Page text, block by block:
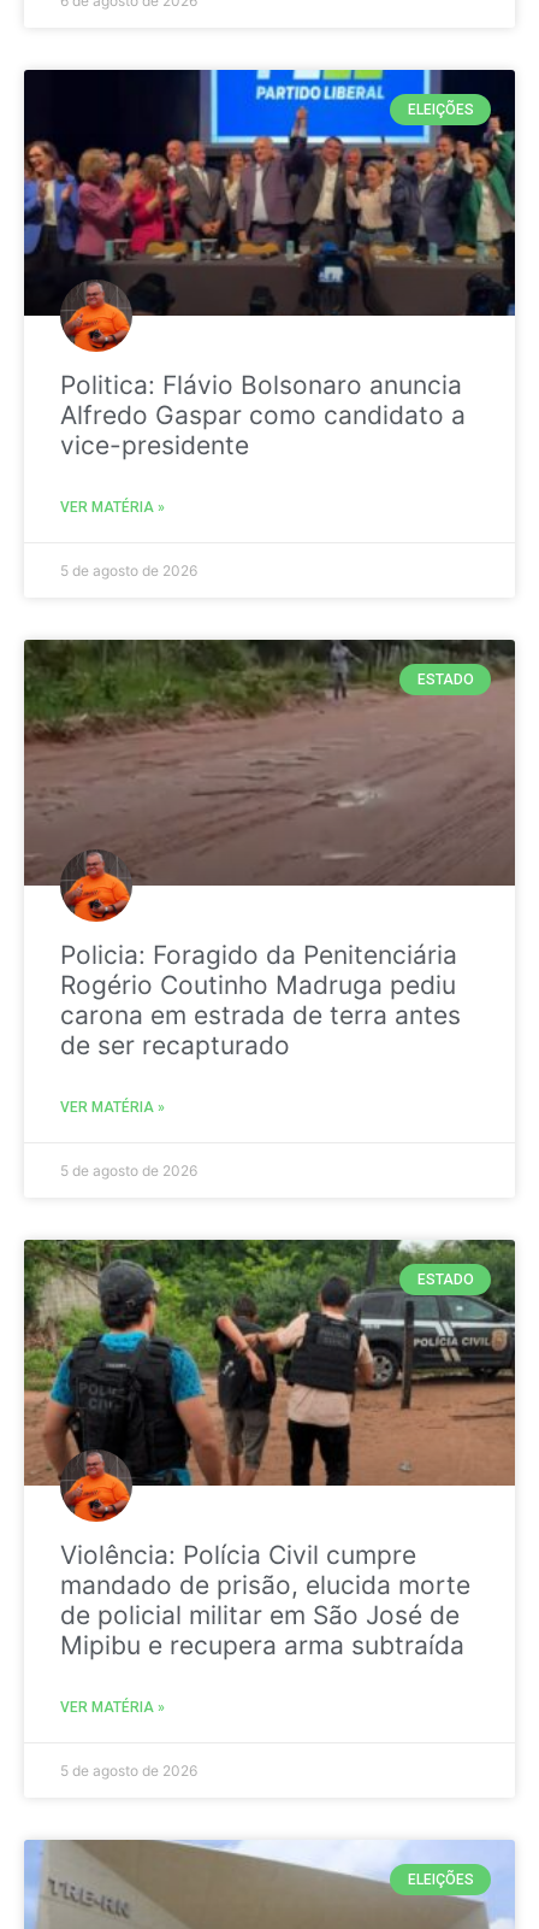
ELEIÇÕES
Politica: Flávio Bolsonaro anuncia
Alfredo Gaspar como candidato a
vice-presidente
VER MATÉRIA »
5 de agosto de 2026
ESTADO
Policia: Foragido da Penitenciária
Rogério Coutinho Madruga pediu
carona em estrada de terra antes
de ser recapturado
VER MATÉRIA »
5 de agosto de 2026
ESTADO
Violência: Polícia Civil cumpre
mandado de prisão, elucida morte
de policial militar em São José de
Mipibu e recupera arma subtraída
VER MATÉRIA »
5 de agosto de 2026
ELEIÇÕES